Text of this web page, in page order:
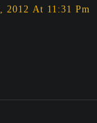
2012 At 11:31 Pm